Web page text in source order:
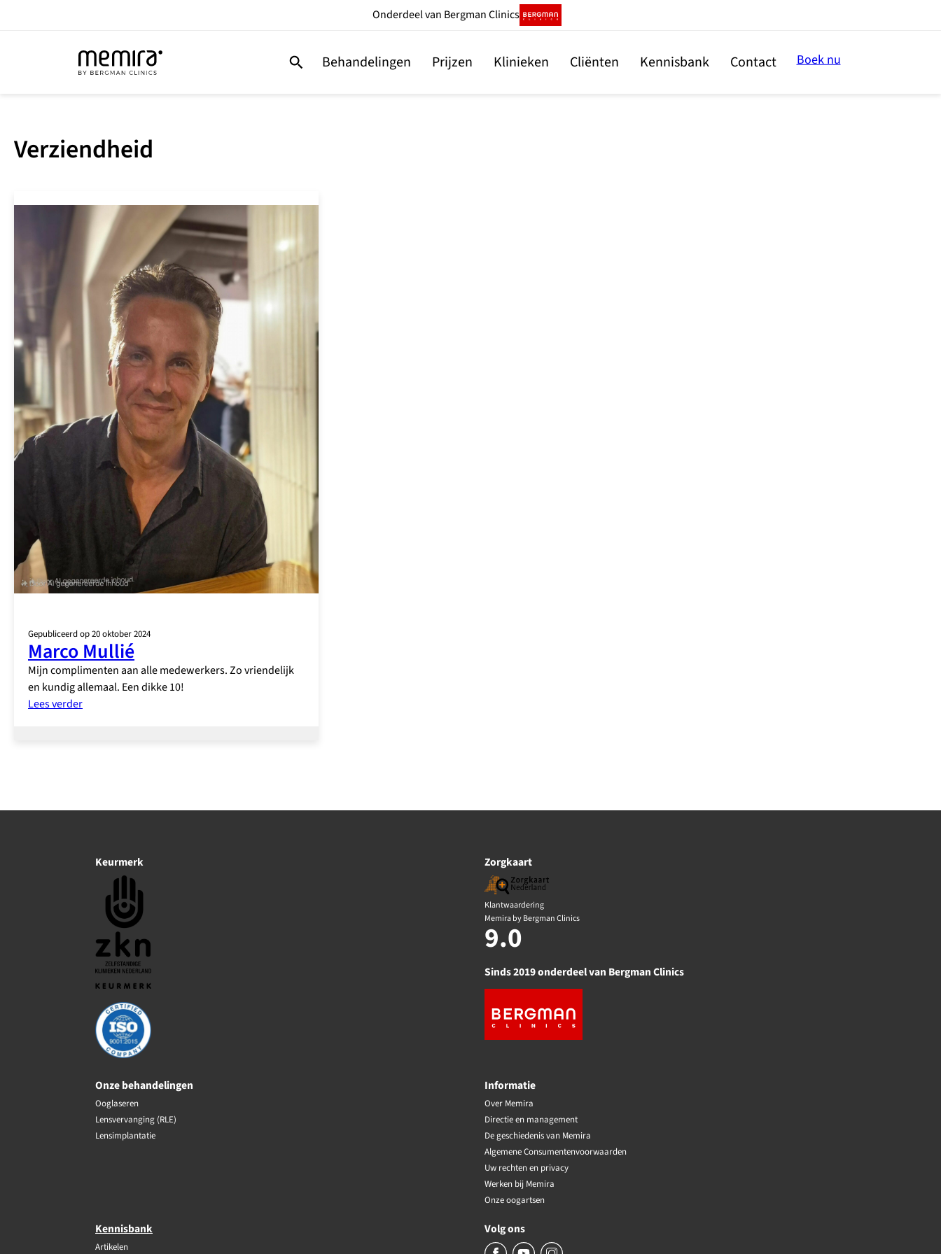
Onderdeelvan Bergman Clinics
Behandelingen Prijzen Klinieken Cliënten Kennisbank Contact Boek nu
Verziendheid
Gepubliceerd op 20 oktober 2024
Marco Mullié
Mijn complimenten aan alle medewerkers. Zo vriendelijk
en kundig allemaal. Een dikke 10!
Lees verder:
Keurmerk Zorgkaart
Klantwaardering
Memira by Bergman Clinics
9.0
Sinds 2019 onderdeel van Bergman Clinics
Onze behandelingen
Ooglaseren
Lensvervanging (RLE)
Lensimplantatie
Informatie
Over Memira
Directie en management
De geschiedenis van Memira
Algemene Consumentenvoorwaarden
Uw rechten en privacy
Werken bij Memira
Onze oogartsen
Kennisbank
Artikelen
Volg ons